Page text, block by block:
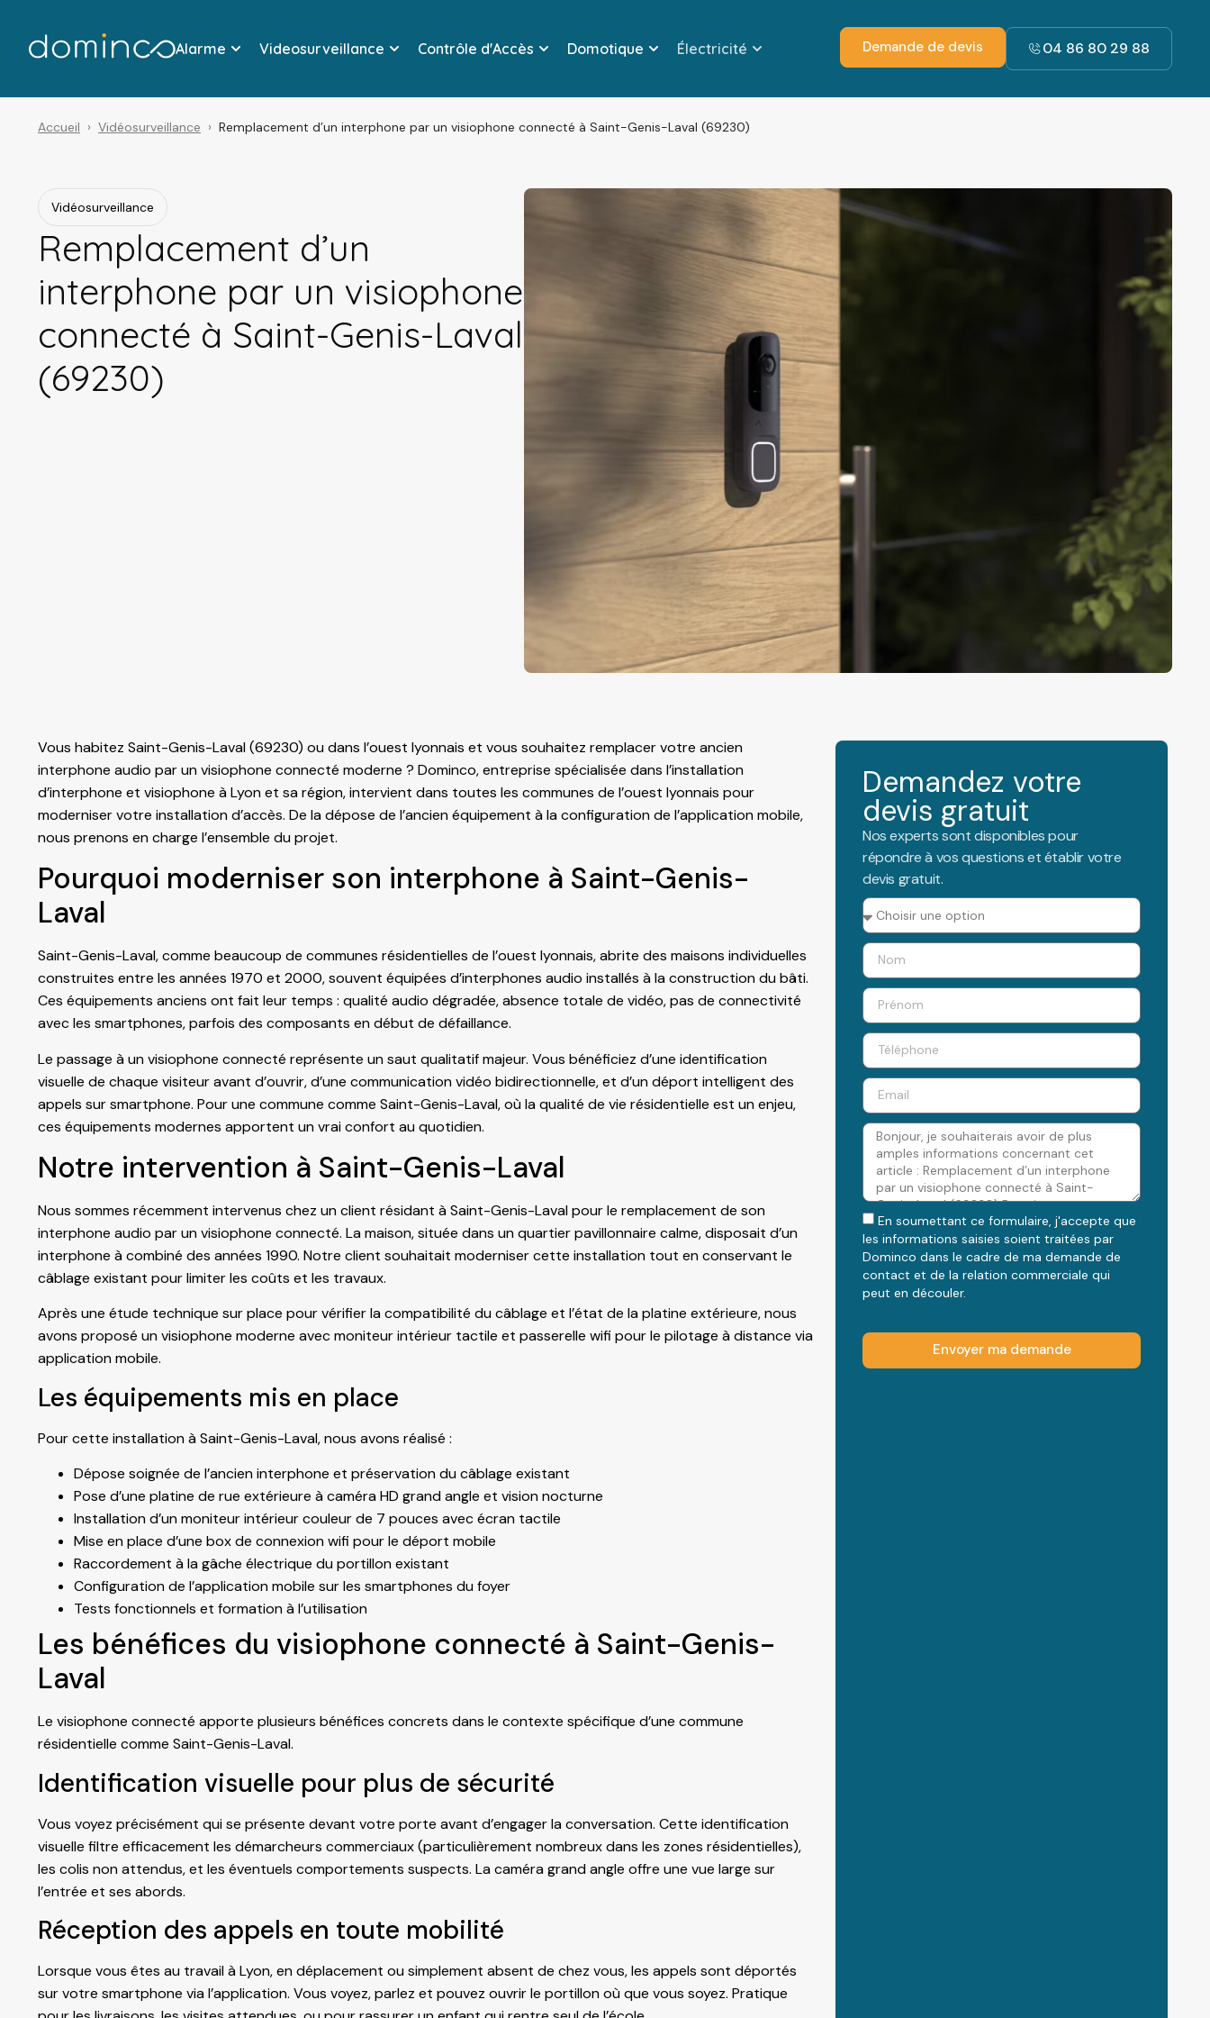
Alarme Videosurveillance Contrôle d'Accès Domotique Électricité Demande de devis 04 86 80 29 88
Accueil Vidéosurveillance Remplacement d’un interphone par un visiophone connecté à Saint-Genis-Laval (69230)
Vidéosurveillance
Remplacement d’un
interphone par un visiophone
connecté à Saint-Genis-Laval
(69230)
Vous habitez Saint-Genis-Laval (69230) ou dans l’ouest lyonnais et vous souhaitez remplacer votre ancien
interphone audio par un visiophone connecté moderne ? Dominco, entreprise spécialisée dans l’installation
d’interphone et visiophone à Lyon et sa région, intervient dans toutes les communes de l’ouest lyonnais pour
moderniser votre installation d’accès. De la dépose de l’ancien équipement à la configuration de l’application mobile,
nous prenons en charge l’ensemble du projet.
Pourquoi moderniser son interphone à Saint-Genis-
Laval
Saint-Genis-Laval, comme beaucoup de communes résidentielles de l’ouest lyonnais, abrite des maisons individuelles
construites entre les années 1970 et 2000, souvent équipées d’interphones audio installés à la construction du bâti.
Ces équipements anciens ont fait leur temps : qualité audio dégradée, absence totale de vidéo, pas de connectivité
avec les smartphones, parfois des composants en début de défaillance.
Le passage à un visiophone connecté représente un saut qualitatif majeur. Vous bénéficiez d’une identification
visuelle de chaque visiteur avant d’ouvrir, d’une communication vidéo bidirectionnelle, et d’un déport intelligent des
appels sur smartphone. Pour une commune comme Saint-Genis-Laval, où la qualité de vie résidentielle est un enjeu,
ces équipements modernes apportent un vrai confort au quotidien.
Notre intervention à Saint-Genis-Laval
Nous sommes récemment intervenus chez un client résidant à Saint-Genis-Laval pour le remplacement de son
interphone audio par un visiophone connecté. La maison, située dans un quartier pavillonnaire calme, disposait d’un
interphone à combiné des années 1990. Notre client souhaitait moderniser cette installation tout en conservant le
câblage existant pour limiter les coûts et les travaux.
Après une étude technique sur place pour vérifier la compatibilité du câblage et l’état de la platine extérieure, nous
avons proposé un visiophone moderne avec moniteur intérieur tactile et passerelle wifi pour le pilotage à distance via
application mobile.
Les équipements mis en place
Pour cette installation à Saint-Genis-Laval, nous avons réalisé :
Dépose soignée de l’ancien interphone et préservation du câblage existant
Pose d’une platine de rue extérieure à caméra HD grand angle et vision nocturne
Installation d’un moniteur intérieur couleur de 7 pouces avec écran tactile
Mise en place d’une box de connexion wifi pour le déport mobile
Raccordement à la gâche électrique du portillon existant
Configuration de l’application mobile sur les smartphones du foyer
Tests fonctionnels et formation à l’utilisation
Les bénéfices du visiophone connecté à Saint-Genis-
Laval
Le visiophone connecté apporte plusieurs bénéfices concrets dans le contexte spécifique d’une commune
résidentielle comme Saint-Genis-Laval.
Identification visuelle pour plus de sécurité
Vous voyez précisément qui se présente devant votre porte avant d’engager la conversation. Cette identification
visuelle filtre efficacement les démarcheurs commerciaux (particulièrement nombreux dans les zones résidentielles),
les colis non attendus, et les éventuels comportements suspects. La caméra grand angle offre une vue large sur
l’entrée et ses abords.
Réception des appels en toute mobilité
Lorsque vous êtes au travail à Lyon, en déplacement ou simplement absent de chez vous, les appels sont déportés
sur votre smartphone via l’application. Vous voyez, parlez et pouvez ouvrir le portillon où que vous soyez. Pratique
Demandez votre
devis gratuit
Nos experts sont disponibles pour
répondre à vos questions et établir votre
devis gratuit.
En soumettant ce formulaire, j'accepte que
les informations saisies soient traitées par
Dominco dans le cadre de ma demande de
contact et de la relation commerciale qui
peut en découler.
Envoyer ma demande